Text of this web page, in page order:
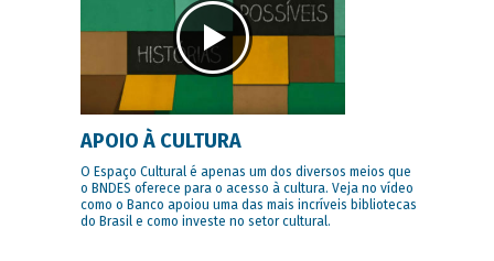
APOIO À CULTURA
O Espaço Cultural é apenas um dos diversos meios que
o BNDES oferece para o acesso à cultura. Veja no vídeo
como o Banco apoiou uma das mais incríveis bibliotecas
do Brasil e como investe no setor cultural.